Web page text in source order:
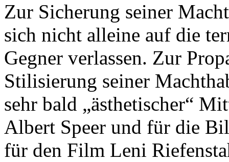
Zur Sicherung seiner
sich nicht alleine auf die
Gegner verlassen. Zur
Stilisierung seiner
sehr bald „ästhetischer“
Albert Speer und für die
für den Film Leni